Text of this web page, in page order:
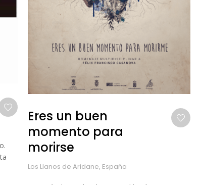
Eres un buen
momento para
morirse
Los Llanos de Aridane, España